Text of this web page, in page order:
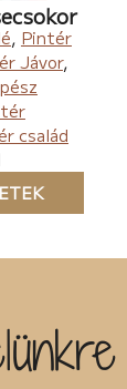
, Pintér
Jávor,
család